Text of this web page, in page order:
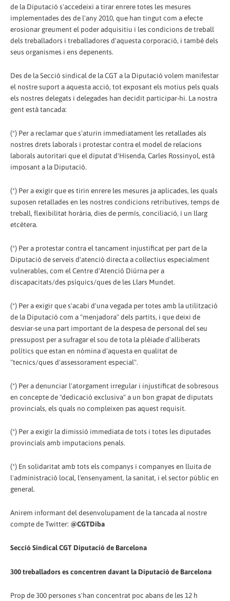
de la Diputació s'accedeixi a tirar enrere totes les mesures
implementades des de l'any 2010, que han tingut com a efecte
erosionar greument el poder adquisitiu i les condicions de treball
dels treballadors i treballadores d'aquesta corporació, i també dels
seus organismes i ens depenents.
Des de la Secció sindical de la CGT a la Diputació volem manifestar
el nostre suport a aquesta acció, tot exposant els motius pels quals
els nostres delegats i delegades han decidit participar-hi. La nostra
gent està tancada:
(*) Per a reclamar que s'aturin immediatament les retallades als
nostres drets laborals i protestar contra el model de relacions
laborals autoritari que el diputat d'Hisenda, Carles Rossinyol, està
imposant a la Diputació.
(*) Per a exigir que es tirin enrere les mesures ja aplicades, les quals
suposen retallades en les nostres condicions retributives, temps de
treball, flexibilitat horària, dies de permís, conciliació, i un llarg
etcètera.
(*) Per a protestar contra el tancament injustificat per part de la
Diputació de serveis d'atenció directa a col·lectius especialment
vulnerables, com el Centre d'Atenció Diürna per a
discapacitats/des psíquics/ques de les Llars Mundet.
(*) Per a exigir que s'acabi d'una vegada per totes amb la utilització
de la Diputació com a "menjadora" dels partits, i que deixi de
desviar-se una part important de la despesa de personal del seu
pressupost per a sufragar el sou de tota la plèiade d'alliberats
polítics que estan en nòmina d'aquesta en qualitat de
"tecnics/ques d'assessorament especial".
(*) Per a denunciar l'atorgament irregular i injustificat de sobresous
en concepte de "dedicació exclusiva" a un bon grapat de diputats
provincials, els quals no compleixen pas aquest requisit.
(*) Per a exigir la dimissió immediata de tots i totes les diputades
provincials amb imputacions penals.
(*) En solidaritat amb tots els companys i companyes en lluita de
l'administració local, l'ensenyament, la sanitat, i el sector públic en
general.
Anirem informant del desenvolupament de la tancada al nostre
compte de Twitter: @CGTDiba
Secció Sindical CGT Diputació de Barcelona
300 treballadors es concentren davant la Diputació de Barcelona
Prop de 300 persones s'han concentrat poc abans de les 12 h